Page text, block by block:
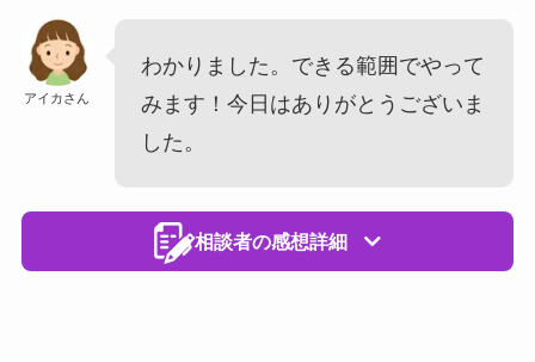
アイカさん
わかりました。できる範囲でやって
みます！今日はありがとうございま
した。
相談者の感想詳細